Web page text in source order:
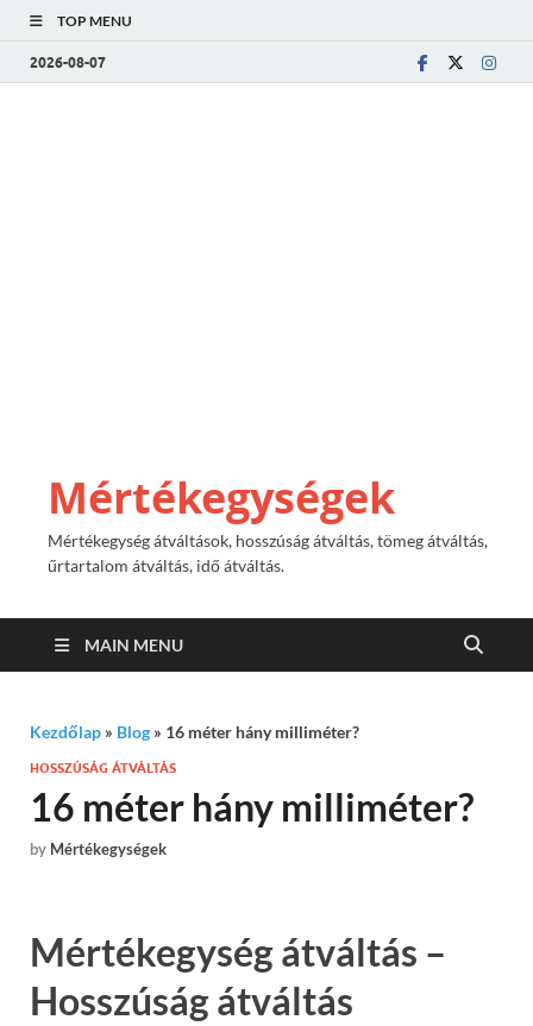
TOP MENU
2026-08-07
Mértékegységek
Mértékegység átváltások, hosszúság átváltás, tömeg átváltás,
űrtartalom átváltás, idő átváltás.
MAIN MENU
Kezdőlap » Blog » 16 méter hány milliméter?
HOSSZÚSÁG ÁTVÁLTÁS
16 méter hány milliméter?
by Mértékegységek
Mértékegység átváltás –
Hosszúság átváltás